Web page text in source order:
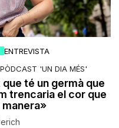
ENTREVISTA
'UN DIA MÉS'
té un germà que
trencaria el cor que